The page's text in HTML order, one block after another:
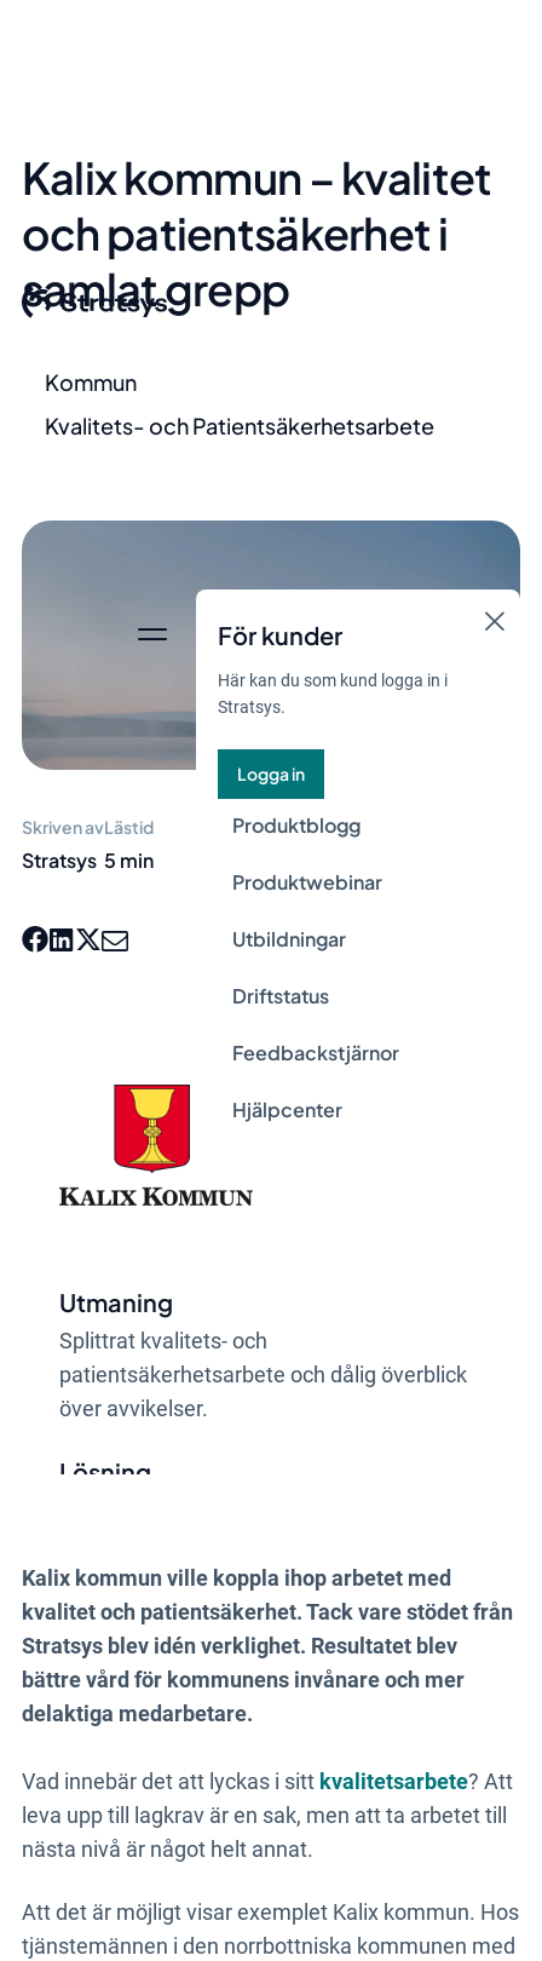
För kunder
Här kan du som kund logga in i
Stratsys.
Logga in
Produktblogg
Produktwebinar
Utbildningar
Driftstatus
Feedbackstjärnor
Hjälpcenter
Kalix kommun – kvalitet
och patientsäkerhet i
samlat grepp
Kommun
Kvalitets- och Patientsäkerhetsarbete
Skriven av
Stratsys
Lästid
5 min
Utmaning
Splittrat kvalitets- och
patientsäkerhetsarbete och dålig överblick
över avvikelser.
Lösning
och stöd i ett årshjul.
Resultat
Mindre stress, tydligare analyser och färre
avvikelser.
Mer om lösningen
Kalix kommun ville koppla ihop arbetet med
kvalitet och patientsäkerhet. Tack vare stödet från
Stratsys blev idén verklighet. Resultatet blev
bättre vård för kommunens invånare och mer
delaktiga medarbetare.
Vad innebär det att lyckas i sitt kvalitetsarbete? Att
leva upp till lagkrav är en sak, men att ta arbetet till
nästa nivå är något helt annat.
Att det är möjligt visar exemplet Kalix kommun. Hos
tjänstemännen i den norrbottniska kommunen med